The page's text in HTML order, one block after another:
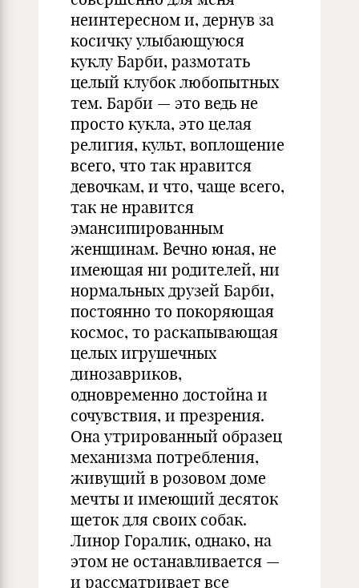
неинтересном и, дернув за
косичку улыбающуюся
куклу Барби, размотать
целый клубок любопытных
тем. Барби — это ведь не
просто кукла, это целая
религия, культ, воплощение
всего, что так нравится
девочкам, и что, чаще всего,
так не нравится
эмансипированным
женщинам. Вечно юная, не
имеющая ни родителей, ни
нормальных друзей Барби,
постоянно то покоряющая
космос, то раскапывающая
целых игрушечных
динозавриков,
одновременно достойна и
сочувствия, и презрения.
Она утрированный образец
механизма потребления,
живущий в розовом доме
мечты и имеющий десяток
щеток для своих собак.
Линор Горалик, однако, на
этом не останавливается —
и рассматривает все